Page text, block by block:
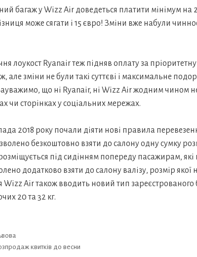
багаж у Wizz Air доведеться платити мінімум на
може сягати і 15 євро! Зміни вже набули
лоукост Ryanair теж підняв оплату за
але зміни не були такі суттєві і максимальне
що ні Ryanair, ні Wizz Air жодним чином
чи сторінках у соціальних мережах.
2018 року почали діяти нові правила
безкоштовно взяти до салону одну сумку
під сидінням попереду пасажирам,
додатково взяти до салону валізу, розмір якої
Wizz Air також вводить новий тип зареєстрованого
20 та 32 кг.
квитків до весни